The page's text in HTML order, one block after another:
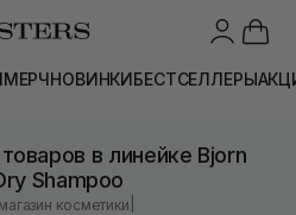
МЕРЧНОВИНКИБЕСТСЕЛЛЕРЫ
в линейке Bjorn
Shampoo
косметики